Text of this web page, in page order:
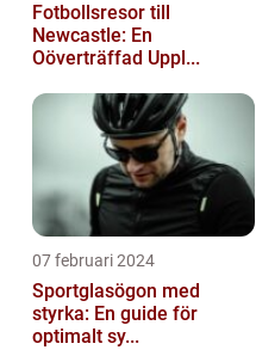
Fotbollsresor till
Newcastle: En
Oöverträffad Uppl...
07 februari 2024
Sportglasögon med
styrka: En guide för
optimalt sy...